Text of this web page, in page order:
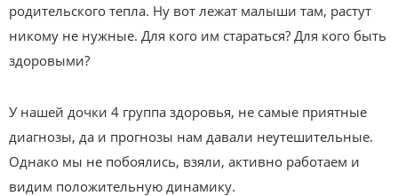
родительского тепла. Ну вот лежат малыши там, растут
никому не нужные. Для кого им стараться? Для кого быть
здоровыми?
У нашей дочки 4 группа здоровья, не самые приятные
диагнозы, да и прогнозы нам давали неутешительные.
Однако мы не побоялись, взяли, активно работаем и
видим положительную динамику.